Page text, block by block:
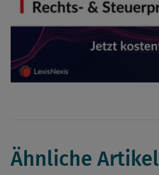
Ähnliche Artikel